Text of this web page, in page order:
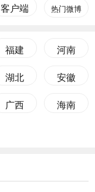
客户端 热门微博
福建 河南
湖北 安徽
广西 海南